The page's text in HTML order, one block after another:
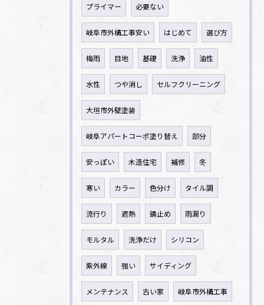
プライマー 必要ない
岐阜市外構工事安い はじめて 選び方
梅雨 目地 基礎 洗浄 油性
水性 つや消し セルフクリーニング
大垣市外壁塗装
岐阜アパートコーポ塗り替え 部分
安っぽい 木造住宅 補修 冬
寒い カラー 色分け タイル調
流行り 遮熱 錆止め 雨漏り
モルタル 洗浄だけ シリコン
紫外線 強い サイディング
メンテナンス 古い家 岐阜市外構工事